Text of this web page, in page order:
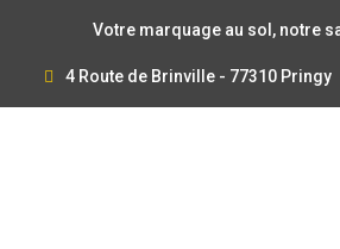
Votre marquage au sol, notre
4 Route de Brinville - 77310 Pringy